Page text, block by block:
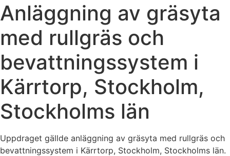
Anläggning av gräsyta
med rullgräs och
bevattningssystem i
Kärrtorp, Stockholm,
Stockholms län
Uppdraget gällde anläggning av gräsyta med rullgräs och
bevattningssystem i Kärrtorp, Stockholm, Stockholms län.